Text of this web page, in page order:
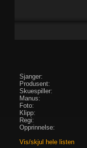
Sjanger:
Produsent:
Skuespiller:
Manus:
Foto:
Klipp:
Regi:
Opprinnelse:
Vis/skjul hele listen